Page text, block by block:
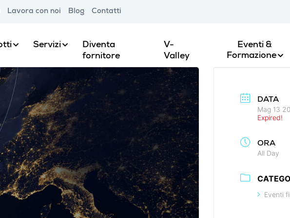
Lavora con noi Blog Contatti
Servizi
Diventa
fornitore
V-
Valley
Eventi &
Formazione
DATA
Mag 13
Expired!
ORA
All Day
Eventi